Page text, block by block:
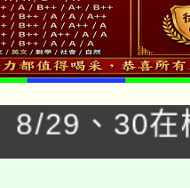
學年度第
師甄選結果
)
8/29、30在
! 於龍潭區